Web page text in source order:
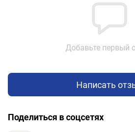
Добавьте первый
Написать
Поделиться в соцсетях